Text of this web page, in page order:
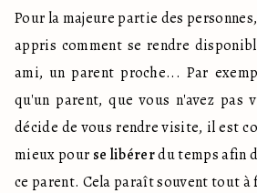
Pour la majeure partie des
appris comment se rendre
ami, un parent proche... Par
qu'un parent, que vous n'avez pas
décide de vous rendre visite, il est
mieux pour se libérer du temps afin
ce parent. Cela paraît souvent tout à